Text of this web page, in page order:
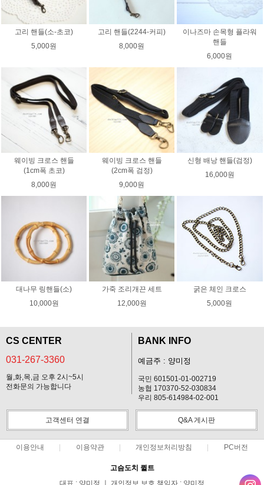
고리 핸들(소-초코)
5,000원
고리 핸들(2244-커피)
8,000원
이나즈마 손목형 플라워
핸들
6,000원
웨이빙 크로스 핸들
(1cm폭 초코)
8,000원
웨이빙 크로스 핸들
(2cm폭 검정)
9,000원
신형 배낭 핸들(검정)
16,000원
대나무 링핸들(소)
10,000원
가죽 조리개끈 세트
12,000원
굵은 체인 크로스
5,000원
CS CENTER
031-267-3360
월,화,목,금 오후 2시~5시
전화문의 가능합니다
BANK INFO
예금주 : 양미정
국민 601501-01-002719
농협 170370-52-030834
우리 805-614984-02-001
고객센터 연결 Q&A 게시판
이용안내 이용약관 개인정보처리방침 PC버전
고슴도치 퀼트
대표 : 양미정 ㅣ 개인정보 보호 책임자 : 양미정